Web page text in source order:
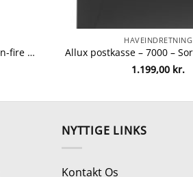
Bon-fire pandekagepande fra Bon-fire 5708085100091
HAVEINDRETNING
1.199,00 kr.
NYTTIGE LINKS
Kontakt Os